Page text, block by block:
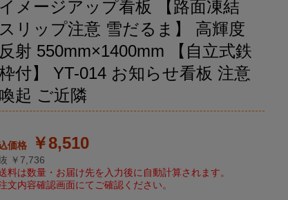
イメージアップ看板 【路面凍結
スリップ注意 雪だるま】 高輝度
反射 550mm×1400mm 【自立式鉄
付】 YT-014 お知らせ看板 注意
喚起 ご近隣
￥8,510
￥7,736